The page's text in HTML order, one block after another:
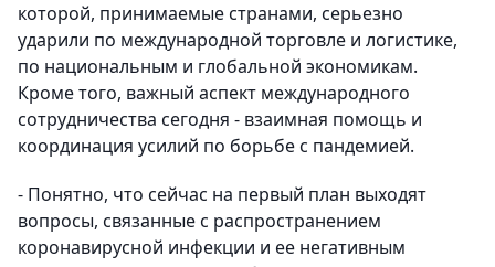
которой, принимаемые странами, серьезно
ударили по международной торговле и логистике,
по национальным и глобальной экономикам.
Кроме того, важный аспект международного
сотрудничества сегодня - взаимная помощь и
координация усилий по борьбе с пандемией.
- Понятно, что сейчас на первый план выходят
вопросы, связанные с распространением
коронавирусной инфекции и ее негативным